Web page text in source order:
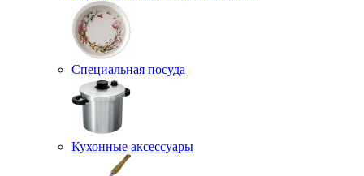
Специальная посуда
Кухонные аксессуары